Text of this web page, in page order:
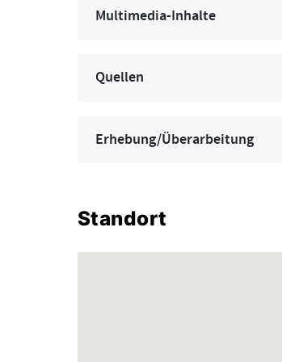
Multimedia-Inhalte
Quellen
Erhebung/Überarbeitung
Standort